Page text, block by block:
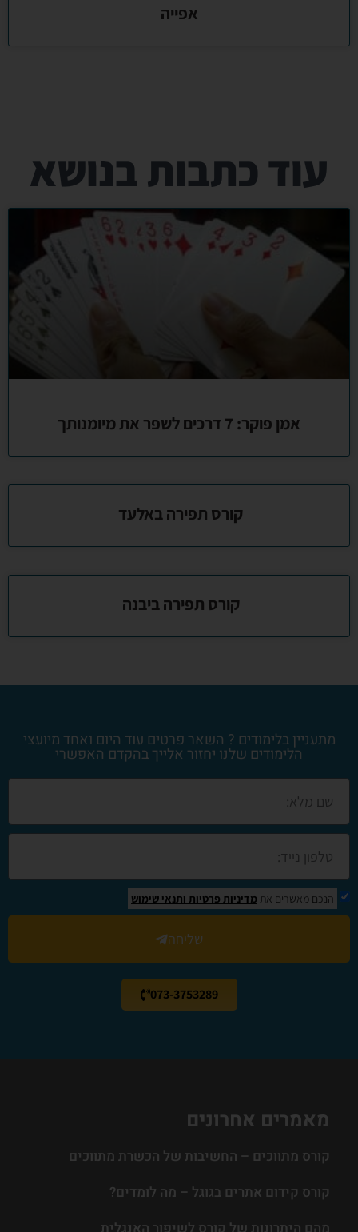
אפייה
עוד כתבות בנושא
אמן פוקר: 7 דרכים לשפר את מיומנותך
קורס תפירה באלעד
קורס תפירה ביבנה
מתעניין בלימודים ? השאר פרטים עוד היום ואחד מיועצי
הלימודים שלנו יחזור אלייך בהקדם האפשרי
הנכם מאשרים את מדיניות פרטיות ותנאי שימוש
שליחה
073-3753289
מאמרים אחרונים
קורס מתווכים – החשיבות של הכשרת מתווכים
קורס קידום אתרים בגוגל – מה לומדים?